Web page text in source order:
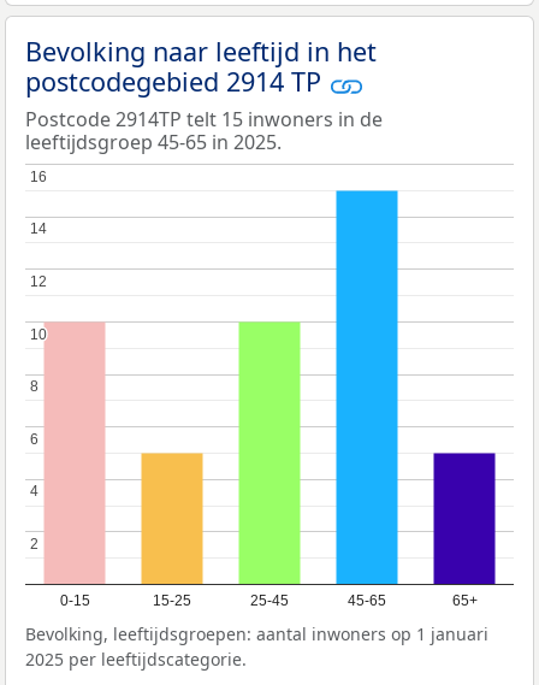
Bevolking naar leeftijd in het
postcodegebied 2914 TP
Postcode 2914TP telt 15 inwoners in de
leeftijdsgroep 45-65 in 2025.
0-15 15-25 25-45 45-65 65+
2
2
4
4
6
6
8
8
10
10
12
12
14
14
16
16
Bevolking, leeftijdsgroepen: aantal inwoners op 1 januari
2025 per leeftijdscategorie.